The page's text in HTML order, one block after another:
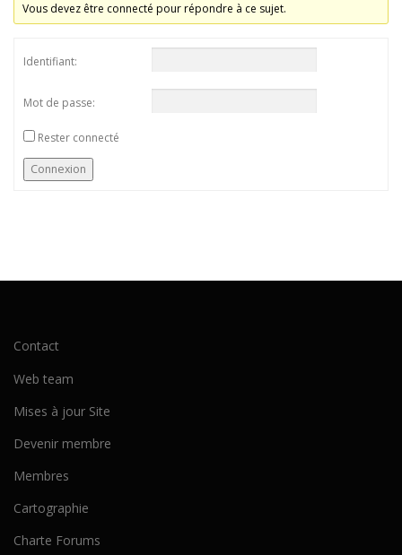
Vous devez être connecté pour répondre à ce sujet.
Identifiant:
Mot de passe:
Rester connecté
Connexion
Contact
Web team
Mises à jour Site
Devenir membre
Membres
Cartographie
Charte Forums